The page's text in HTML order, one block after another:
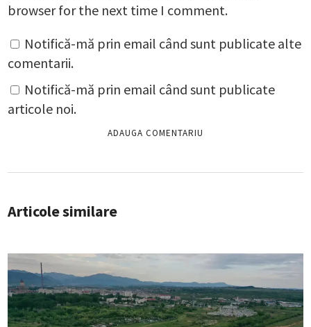
browser for the next time I comment.
Notifică-mă prin email când sunt publicate alte
comentarii.
Notifică-mă prin email când sunt publicate
articole noi.
Articole similare